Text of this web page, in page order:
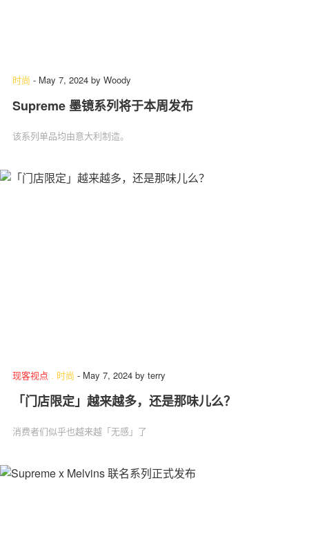
时尚 - May 7, 2024 by Woody
Supreme 墨镜系列将于本周发布
该系列单品均由意大利制造。
现客视点 . 时尚 - May 7, 2024 by terry
「门店限定」越来越多，还是那味儿么？
消费者们似乎也越来越「无感」了